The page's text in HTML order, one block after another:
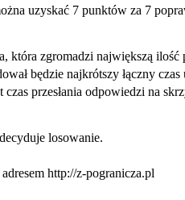
uzyskać 7 punktów za 7
która zgromadzi największą
będzie najkrótszy łączny czas
przesłania odpowiedzi na
losowanie.
http://z-pogranicza.pl